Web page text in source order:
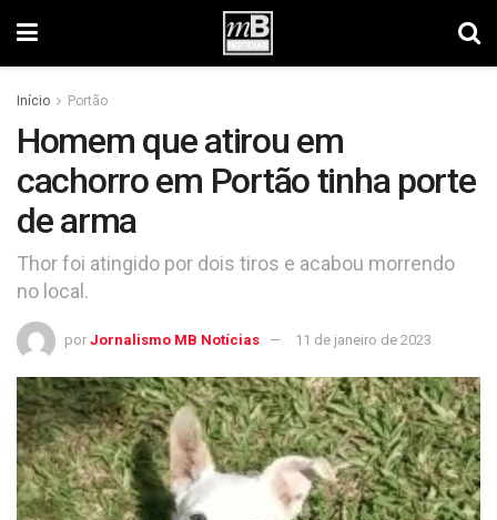
Início Portão
Homem que atirou em
cachorro em Portão tinha porte
de arma
Thor foi atingido por dois tiros e acabou morrendo
no local.
por Jornalismo MB Notícias 11 de janeiro de 2023